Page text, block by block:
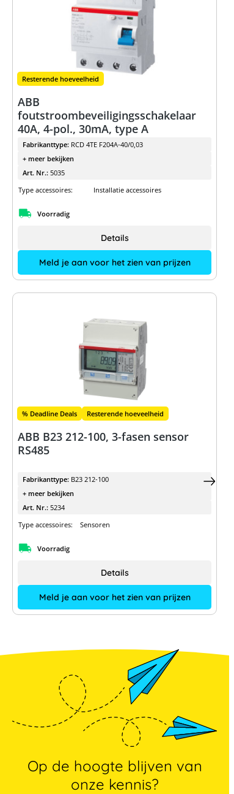
Resterende hoeveelheid
ABB
foutstroombeveiligingsschakelaar
40A, 4-pol., 30mA, type A
Fabrikanttype: RCD 4TE F204A-40/0,03
+ meer bekijken
Art. Nr.: 5035
Type accessoires:
Installatie accessoires
Voorradig
Meld je aan voor het zien van prijzen
Details
% Deadline Deals Resterende hoeveelheid
ABB B23 212-100, 3-fasen sensor
RS485
Fabrikanttype: B23 212-100
+ meer bekijken
Art. Nr.: 5234
Type accessoires:
Sensoren
Voorradig
Meld je aan voor het zien van prijzen
Details
Op de hoogte blijven van
onze kennis?